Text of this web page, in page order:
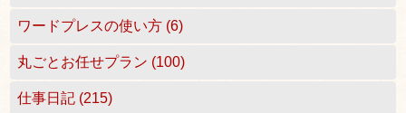
ワードプレスの使い方 (6)
丸ごとお任せプラン (100)
仕事日記 (215)